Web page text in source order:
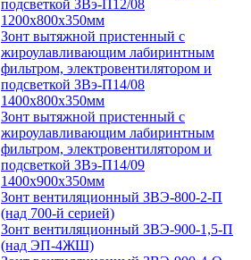
подсветкой ЗВэ-П12/08
1200х800х350мм
Зонт вытяжной пристенный с
жироулавливающим лабиринтным
фильтром, электровентилятором и
подсветкой ЗВэ-П14/08
1400х800х350мм
Зонт вытяжной пристенный с
жироулавливающим лабиринтным
фильтром, электровентилятором и
подсветкой ЗВэ-П14/09
1400х900х350мм
Зонт вентиляционный ЗВЭ-800-2-П
(над 700-й серией)
Зонт вентиляционный ЗВЭ-900-1,5-П
(над ЭП-4ЖШ)